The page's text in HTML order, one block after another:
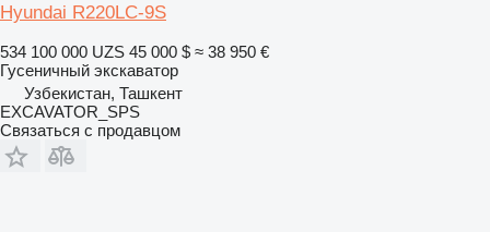
Hyundai R220LC-9S
534 100 000 UZS 45 000 $ ≈ 38 950 €
Гусеничный экскаватор
Узбекистан, Ташкент
EXCAVATOR_SPS
Связаться с продавцом